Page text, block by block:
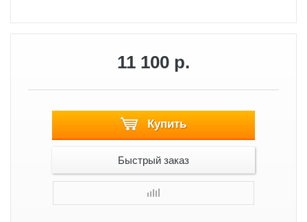
11 100 р.
Купить
Быстрый заказ